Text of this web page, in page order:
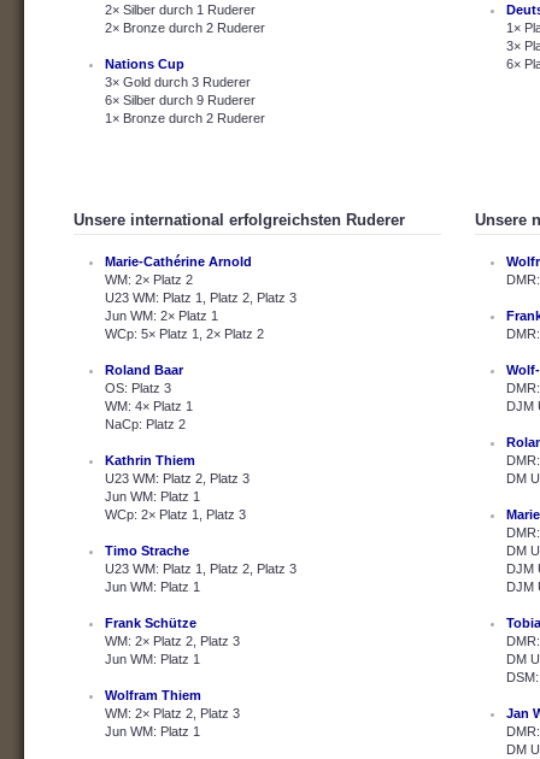
2× Silber durch 1 Ruderer
2× Bronze durch 2 Ruderer
Nations Cup
3× Gold durch 3 Ruderer
6× Silber durch 9 Ruderer
1× Bronze durch 2 Ruderer
1×
3×
6×
Unsere international erfolgreichsten Ruderer
Marie-Cathérine Arnold
WM: 2× Platz 2
U23 WM: Platz 1, Platz 2, Platz 3
Jun WM: 2× Platz 1
WCp: 5× Platz 1, 2× Platz 2
Roland Baar
OS: Platz 3
WM: 4× Platz 1
NaCp: Platz 2
Kathrin Thiem
U23 WM: Platz 2, Platz 3
Jun WM: Platz 1
WCp: 2× Platz 1, Platz 3
Timo Strache
U23 WM: Platz 1, Platz 2, Platz 3
Jun WM: Platz 1
Frank Schütze
WM: 2× Platz 2, Platz 3
Jun WM: Platz 1
Wolfram Thiem
WM: 2× Platz 2, Platz 3
Jun WM: Platz 1
Unsere
DJM
DM
DM
DJM
DJM
DM
Jan
DM